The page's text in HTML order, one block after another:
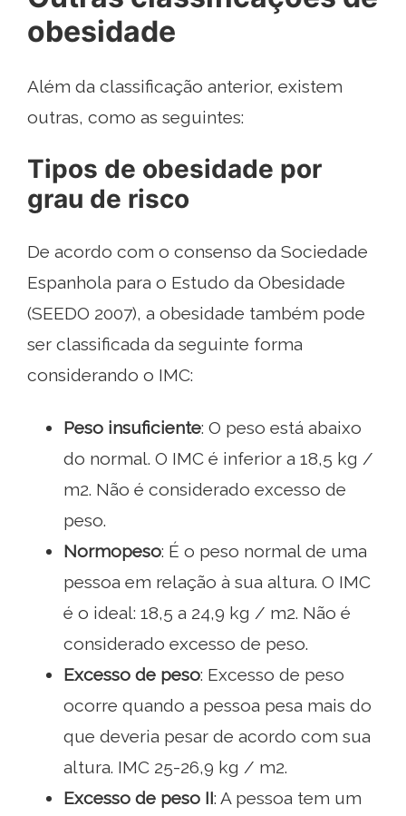
obesidade
Além da classificação anterior, existem
outras, como as seguintes:
Tipos de obesidade por
grau de risco
De acordo com o consenso da Sociedade
Espanhola para o Estudo da Obesidade
(SEEDO 2007), a obesidade também pode
ser classificada da seguinte forma
considerando o IMC:
Peso insuficiente: O peso está abaixo
do normal. O IMC é inferior a 18,5 kg /
m2. Não é considerado excesso de
peso.
Normopeso: É o peso normal de uma
pessoa em relação à sua altura. O IMC
é o ideal: 18,5 a 24,9 kg / m2. Não é
considerado excesso de peso.
Excesso de peso: Excesso de peso
ocorre quando a pessoa pesa mais do
que deveria pesar de acordo com sua
altura. IMC 25-26,9 kg / m2.
Excesso de peso II: A pessoa tem um